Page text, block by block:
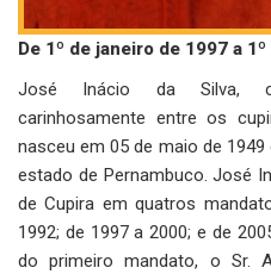
De 1º de janeiro de 1997 a
José Inácio da Silva,
carinhosamente entre os
nasceu em 05 de maio de
estado de Pernambuco. José
de Cupira em quatros
1992; de 1997 a 2000; e de
do primeiro mandato, o Sr.